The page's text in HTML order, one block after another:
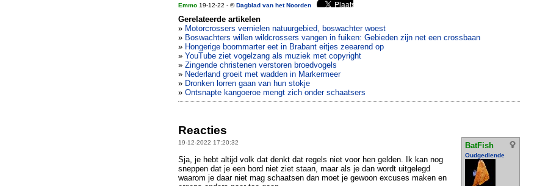
Emmo 19-12-22 - ©Dagblad van het Noorden
Gerelateerde artikelen
» Motorcrossers vernielen natuurgebied, boswachter woest
» Boswachters willen wildcrossers vangen in fuiken: Gebieden zijn net een crossbaan
» Hongerige boommarter eet in Brabant eitjes zeearend op
» YouTube ziet vogelzang als muziek met copyright
» Zingende christenen verstoren broedvogels
» Nederland groeit met wadden in Markermeer
» Dronken lorren gaan van hun stokje
» Ontsnapte kangoeroe mengt zich onder schaatsers
Reacties
19-12-2022 17:20:32 BatFish
Oudgediende
Sja, je hebt altijd volk dat denkt dat regels niet voor hen gelden. Ik kan nog
sneppen dat je een bord niet ziet staan, maar als je dan wordt uitgelegd
waarom je daar niet mag schaatsen dan moet je gewoon excuses maken en